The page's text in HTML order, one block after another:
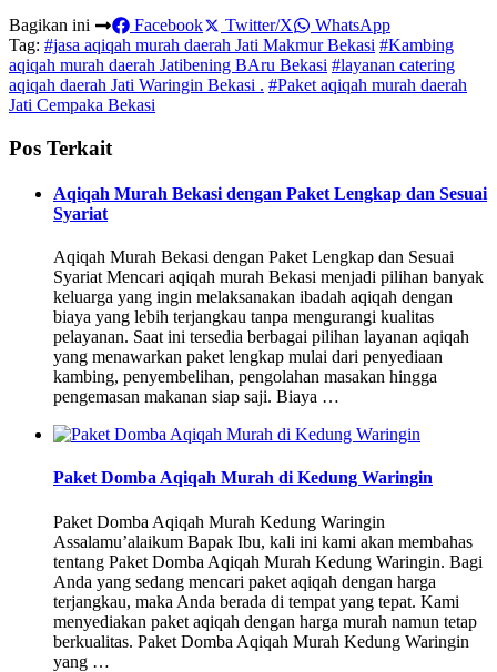
Bagikan ini
Facebook Twitter/X
WhatsApp
Tag: #jasa aqiqah murah daerah Jati Makmur Bekasi #Kambing
aqiqah murah daerah Jatibening BAru Bekasi #layanan catering
aqiqah daerah Jati Waringin Bekasi . #Paket aqiqah murah daerah
Jati Cempaka Bekasi
Pos Terkait
Aqiqah Murah Bekasi dengan Paket Lengkap dan Sesuai
Syariat
Aqiqah Murah Bekasi dengan Paket Lengkap dan Sesuai
Syariat Mencari aqiqah murah Bekasi menjadi pilihan banyak
keluarga yang ingin melaksanakan ibadah aqiqah dengan
biaya yang lebih terjangkau tanpa mengurangi kualitas
pelayanan. Saat ini tersedia berbagai pilihan layanan aqiqah
yang menawarkan paket lengkap mulai dari penyediaan
kambing, penyembelihan, pengolahan masakan hingga
pengemasan makanan siap saji. Biaya …
Paket Domba Aqiqah Murah di Kedung Waringin
Paket Domba Aqiqah Murah Kedung Waringin
Assalamu’alaikum Bapak Ibu, kali ini kami akan membahas
tentang Paket Domba Aqiqah Murah Kedung Waringin. Bagi
Anda yang sedang mencari paket aqiqah dengan harga
terjangkau, maka Anda berada di tempat yang tepat. Kami
menyediakan paket aqiqah dengan harga murah namun tetap
berkualitas. Paket Domba Aqiqah Murah Kedung Waringin
yang …